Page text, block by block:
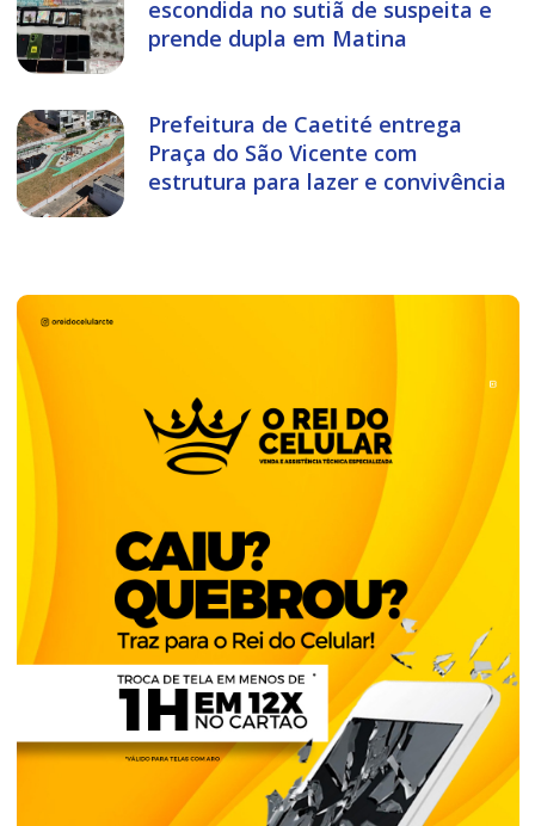
escondida no sutiã de suspeita e
prende dupla em Matina
Prefeitura de Caetité entrega
Praça do São Vicente com
estrutura para lazer e convivência